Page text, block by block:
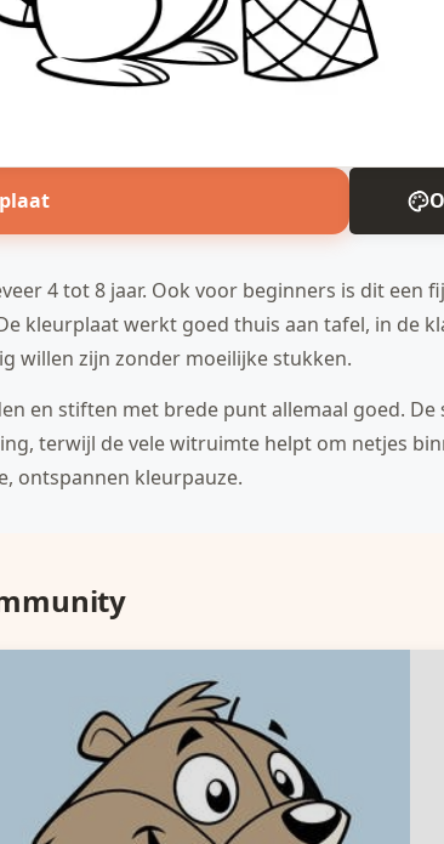
4 tot 8 jaar. Ook voor beginners is dit een
kleurplaat werkt goed thuis aan tafel, in de
willen zijn zonder moeilijke stukken.
en stiften met brede punt allemaal goed. De
terwijl de vele witruimte helpt om netjes
ontspannen kleurpauze.